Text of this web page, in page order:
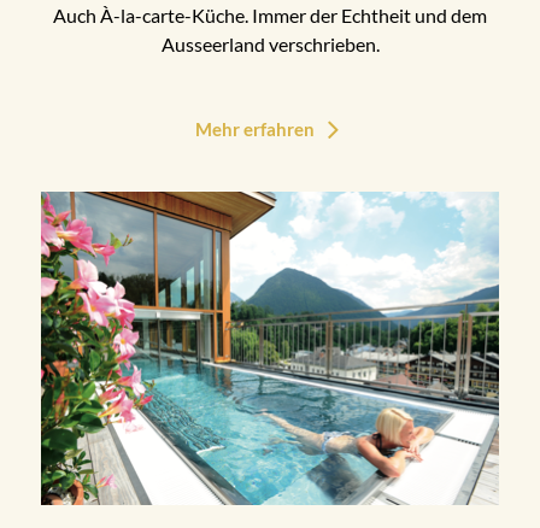
Auch À-la-carte-Küche. Immer der Echtheit und dem
Ausseerland verschrieben.
Mehr erfahren